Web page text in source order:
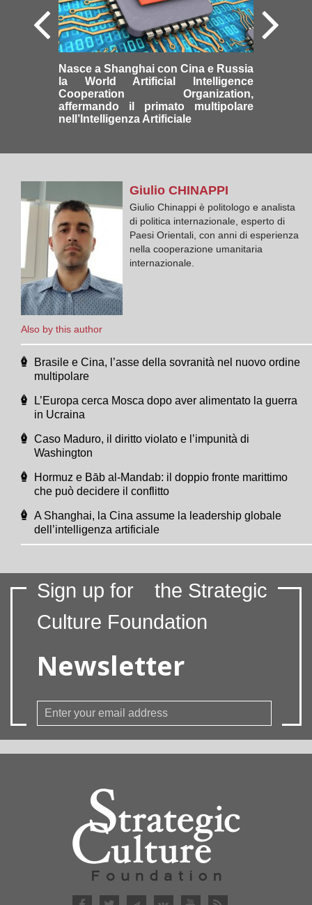
Nasce a Shanghai con Cina e Russia
la World Artificial Intelligence
Cooperation Organization,
affermando il primato multipolare
nell’Intelligenza Artificiale
Also by this author
GiulioCHINAPPI
Giulio Chinappi è politologo e analista
di politica internazionale, esperto di
Paesi Orientali, con anni di esperienza
nella cooperazione umanitaria
internazionale.
Brasile e Cina, l’asse della sovranità nel nuovo ordine
multipolare
L’Europa cerca Mosca dopo aver alimentato la guerra
in Ucraina
Caso Maduro, il diritto violato e l’impunità di
Washington
Hormuz e Bāb al-Mandab: il doppio fronte marittimo
che può decidere il conflitto
A Shanghai, la Cina assume la leadership globale
dell’intelligenza artificiale
Sign up for
the Strategic
Culture Foundation
Newsletter